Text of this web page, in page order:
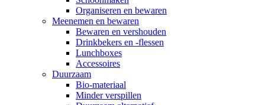
Organiseren en bewaren
Meenemen en bewaren
Bewaren en vershouden
Drinkbekers en -flessen
Lunchboxes
Accessoires
Duurzaam
Bio-materiaal
Minder verspillen